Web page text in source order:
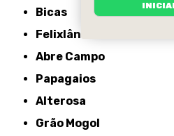
Bicas
Felixlândia
Abre Campo
Papagaios
Alterosa
Grão Mogol